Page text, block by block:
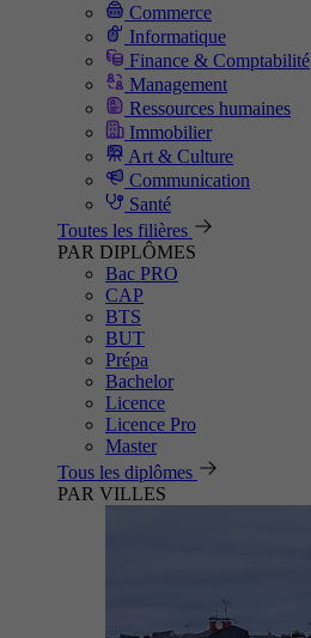
Commerce
Informatique
Finance & Comptabilité
Management
Ressources humaines
Immobilier
Art & Culture
Communication
Santé
Toutes les filières
PAR DIPLÔMES
Bac PRO
CAP
BTS
BUT
Prépa
Bachelor
Licence
Licence Pro
Master
Tous les diplômes
PAR VILLES